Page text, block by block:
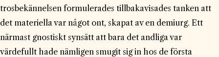
trosbekännelsen formulerades tillbakavisades tanken att
det materiella var något ont, skapat av en demiurg. Ett
närmast gnostiskt synsätt att bara det andliga var
värdefullt hade nämligen smugit sig in hos de första